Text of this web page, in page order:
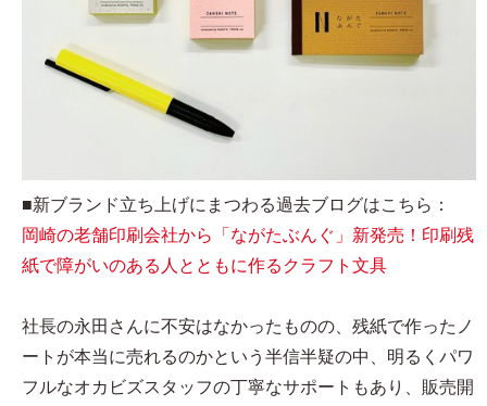
■新ブランド立ち上げにまつわる過去ブログはこちら：
岡崎の老舗印刷会社から「ながたぶんぐ」新発売！印刷残
紙で障がいのある人とともに作るクラフト文具
社長の永田さんに不安はなかったものの、残紙で作ったノ
ートが本当に売れるのかという半信半疑の中、明るくパワ
フルなオカビズスタッフの丁寧なサポートもあり、販売開